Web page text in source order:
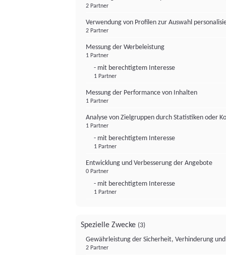
2 Partner
Verwendung von Profilen zur Auswahl
2 Partner
Messung der Werbeleistung
1 Partner
- mit berechtigtem Interesse
1 Partner
Messung der Performance von Inhalten
1 Partner
Analyse von Zielgruppen durch Statistiken oder
1 Partner
- mit berechtigtem Interesse
1 Partner
Entwicklung und Verbesserung der Angebote
0 Partner
- mit berechtigtem Interesse
1 Partner
Spezielle Zwecke (3)
Gewährleistung der Sicherheit, Verhinderung
2 Partner